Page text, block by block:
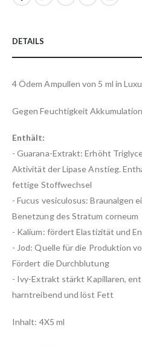
DETAILS
4 Ödem Ampullen von 5 ml in
Gegen Feuchtigkeit
Enthält:
- Guarana-Extrakt: Erhöht
Aktivität der Lipase Anstieg.
fettige Stoffwechsel
- Fucus vesiculosus: Braunalgen
Benetzung des Stratum corneum
- Kalium: fördert Elastizität und
- Jod: Quelle für die Produktion
Fördert die Durchblutung
- Ivy-Extrakt stärkt Kapillaren,
harntreibend und löst Fett
Inhalt: 4X5 ml